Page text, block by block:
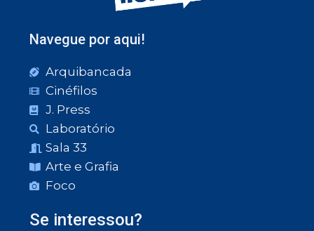
Navegue por aqui!
Arquibancada
Cinéfilos
J. Press
Laboratório
Sala 33
Arte e Grafia
Foco
Se interessou?